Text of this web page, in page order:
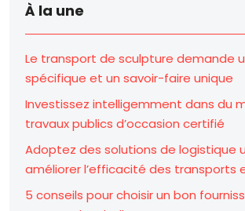
À la une
Le transport de sculpture demande
spécifique et un savoir-faire unique
Investissez intelligemment dans du
travaux publics d’occasion certifié
Adoptez des solutions de logistique
améliorer l’efficacité des transports
5 conseils pour choisir un bon